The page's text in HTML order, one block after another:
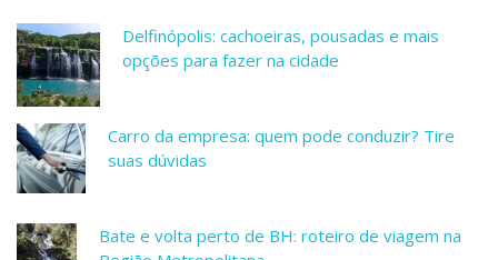
Delfinópolis: cachoeiras, pousadas e mais
opções para fazer na cidade
Carro da empresa: quem pode conduzir? Tire
suas dúvidas
Bate e volta perto de BH: roteiro de viagem na